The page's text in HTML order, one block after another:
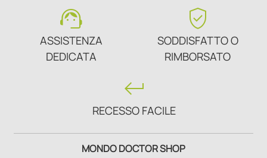
support_agent
ASSISTENZA
DEDICATA
verified_user
SODDISFATTO O
RIMBORSATO
keyboard_return
RECESSO FACILE
MONDO DOCTOR SHOP